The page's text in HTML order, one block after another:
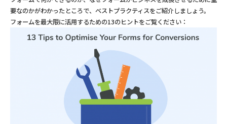
要なのかがわかったところで、ベストプラクティスをご紹介しましょう。
フォームを最大限に活用するための13のヒントをご覧ください：